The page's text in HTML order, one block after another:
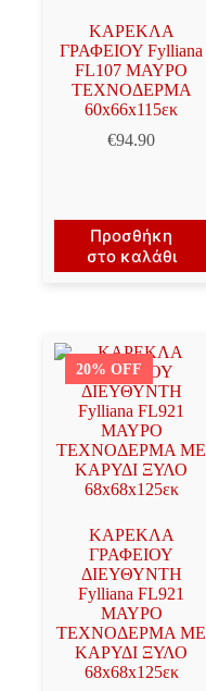
ΚΑΡΕΚΛΑ
ΓΡΑΦΕΙΟΥ Fylliana
FL107 ΜΑΥΡΟ
ΤΕΧΝΟΔΕΡΜΑ
60x66x115εκ
€94.90
Προσθήκη
στο καλάθι
20% OFF
ΚΑΡΕΚΛΑ
ΓΡΑΦΕΙΟΥ
ΔΙΕΥΘΥΝΤΗ
Fylliana FL921
ΜΑΥΡΟ
ΤΕΧΝΟΔΕΡΜΑ ΜΕ
ΚΑΡΥΔΙ ΞΥΛΟ
68x68x125εκ